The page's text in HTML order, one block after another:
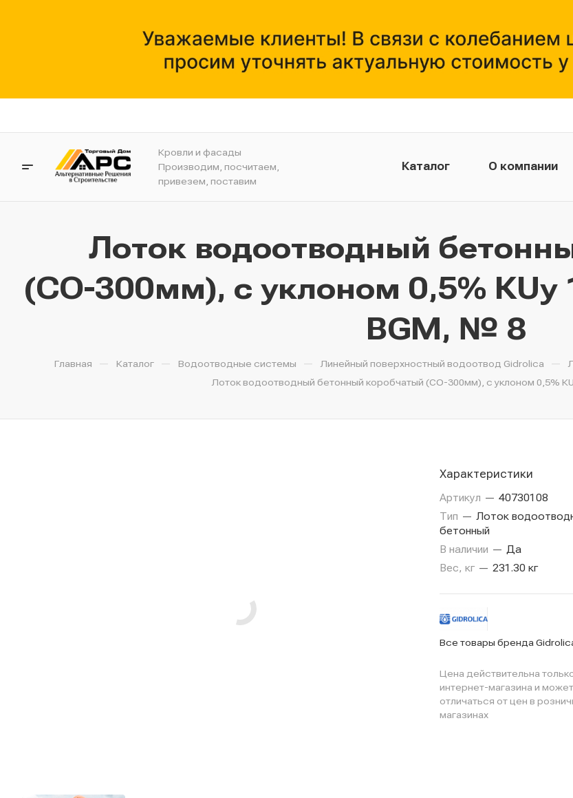
Кровли и фасады
Производим, посчитаем,
привезем, поставим
Каталог О компании
Лоток водоотводный
(СО-300мм), с уклоном 0,5% КUу
BGМ, № 8
Главная — Каталог — Водоотводные системы — Линейный поверхностный водоотвод Gidrolica —
Лоток водоотводный бетонный коробчатый (СО-300мм), с уклоном 0,5%
Характеристики
Артикул — 40730108
Тип — Лоток
бетонный
В наличии — Да
Вес, кг — 231.30 кг
Все товары бренда
Цена действительна
интернет-магазина и может
отличаться от цен в
магазинах